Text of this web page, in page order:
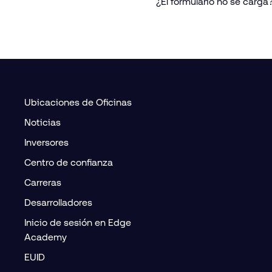
Ubicaciones de Oficinas
Noticias
Inversores
Centro de confianza
Carreras
Desarrolladores
Inicio de sesión en Edge
Academy
EUID